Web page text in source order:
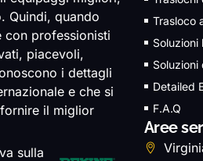
Quindi, quando
con professionisti
piacevoli,
i dettagli
e che si
il miglior
sulla
Trasloco
Soluzioni
Detailed
F.A.Q
Aree